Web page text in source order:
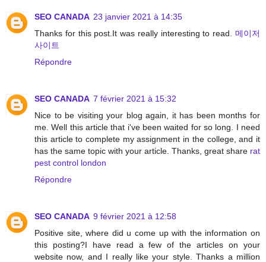
SEO CANADA 23 janvier 2021 à 14:35
Thanks for this post.It was really interesting to read. 메이저
사이트
Répondre
SEO CANADA 7 février 2021 à 15:32
Nice to be visiting your blog again, it has been months for
me. Well this article that i've been waited for so long. I need
this article to complete my assignment in the college, and it
has the same topic with your article. Thanks, great share rat
pest control london
Répondre
SEO CANADA 9 février 2021 à 12:58
Positive site, where did u come up with the information on
this posting?I have read a few of the articles on your
website now, and I really like your style. Thanks a million